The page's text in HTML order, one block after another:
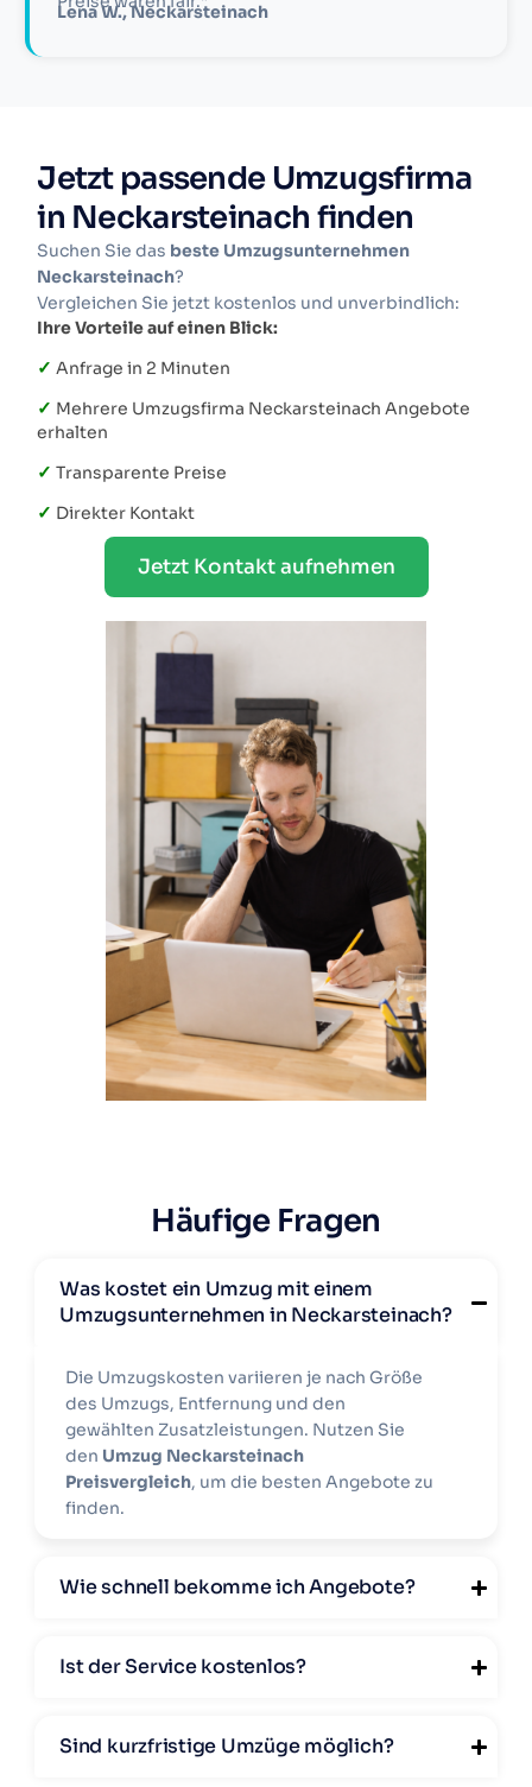
Lena W., Neckarsteinach
Jetzt passende Umzugsfirma
in Neckarsteinach finden
Suchen Sie das beste Umzugsunternehmen
Neckarsteinach?
Vergleichen Sie jetzt kostenlos und unverbindlich:
Ihre Vorteile auf einen Blick:
✓ Anfrage in 2 Minuten
✓ Mehrere Umzugsfirma Neckarsteinach Angebote
erhalten
✓Transparente Preise
✓ Direkter Kontakt
Jetzt Kontakt aufnehmen
Häufige Fragen
Was kostet ein Umzug mit einem
Umzugsunternehmen in Neckarsteinach?
Die Umzugskosten variieren je nach Größe
des Umzugs, Entfernung und den
gewählten Zusatzleistungen. Nutzen Sie
den Umzug Neckarsteinach
Preisvergleich, um die besten Angebote zu
finden.
Wie schnell bekomme ich Angebote?
Ist der Service kostenlos?
Sind kurzfristige Umzüge möglich?